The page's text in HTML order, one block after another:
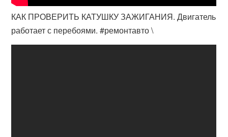
КАК ПРОВЕРИТЬ КАТУШКУ ЗАЖИГАНИЯ. Двигатель
работает с перебоями. #ремонтавто \